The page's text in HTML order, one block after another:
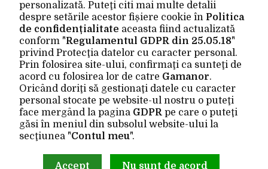
personalizată. Puteţi citi mai multe detalii
despre setările acestor fișiere cookie în Politica
de confidențialitate aceasta fiind actualizată
conform "Regulamentul GDPR din 25.05.18"
privind Protecţia datelor cu caracter personal.
Prin folosirea site-ului, confirmaţi ca sunteţi de
acord cu folosirea lor de catre Gamanor.
Oricând doriţi să gestionaţi datele cu caracter
personal stocate pe website-ul nostru o puteţi
face mergând la pagina GDPR pe care o puteţi
găsi în meniul din subsolul website-ului la
secţiunea "Contul meu".
Accept Nu sunt de acord
Vouchere cadou
Oferte speciale
CONTUL MEU
Contul meu
Istoric comenzi
Wishlist
Newsletter
Gamanor © 2026 Site realizat de